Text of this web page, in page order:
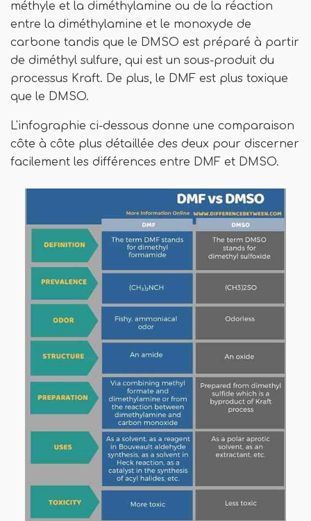
méthyle et la diméthylamine ou de la réaction
entre la diméthylamine et le monoxyde de
carbone tandis que le DMSO est préparé à partir
de diméthyl sulfure, qui est un sous-produit du
processus Kraft. De plus, le DMF est plus toxique
que le DMSO.
L'infographie ci-dessous donne une comparaison
côte à côte plus détaillée des deux pour discerner
facilement les différences entre DMF et DMSO.